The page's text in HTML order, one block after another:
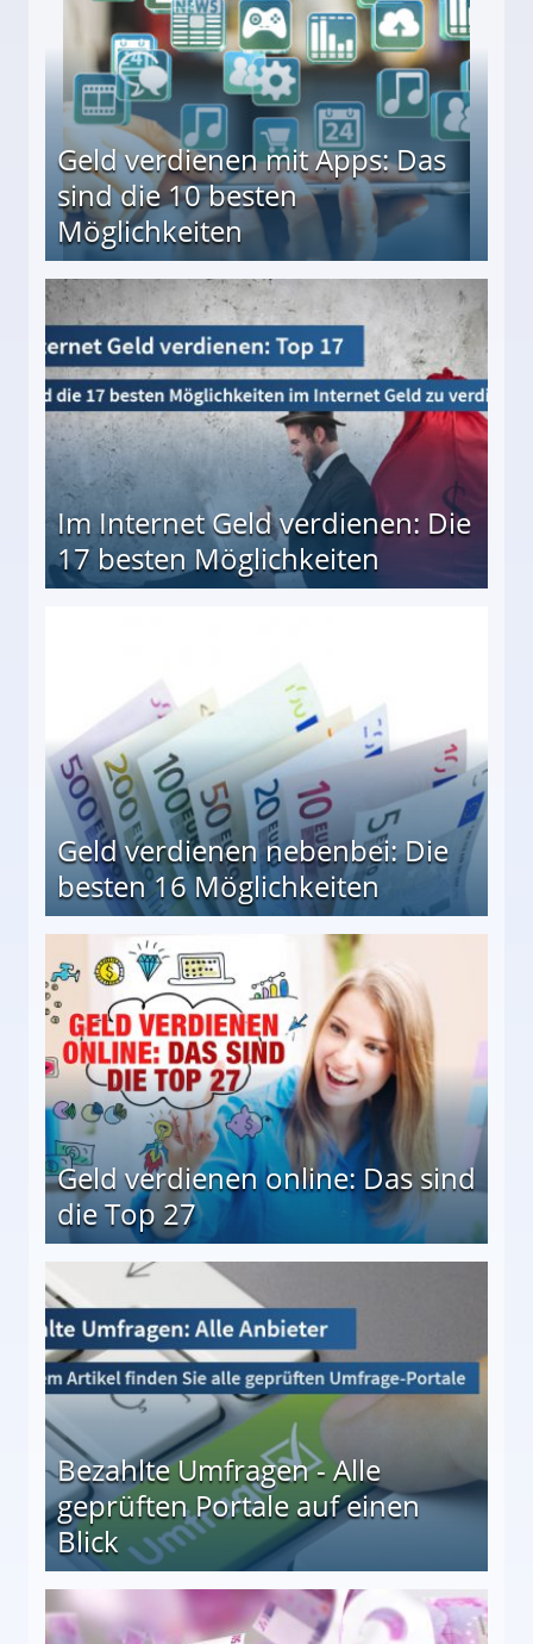
Geld verdienen mit Apps: Das
sind die 10 besten
Möglichkeiten
besten Möglichkeiten
Im Internet Geld verdienen: Die
17 besten Möglichkeiten
Geld verdienen nebenbei: Die
besten 16 Möglichkeiten
Geld verdienen online: Das sind
die Top 27
Bezahlte Umfragen - Alle
geprüften Portale auf einen
Blick
auf einen Blick